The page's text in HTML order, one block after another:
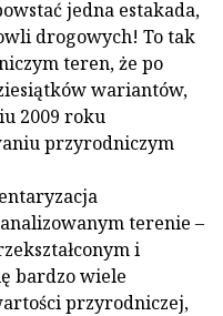
jedna estakada,
drogowych! To tak
teren, że po
wariantów,
2009 roku
przyrodniczym
terenie –
i
bardzo wiele
przyrodniczej,